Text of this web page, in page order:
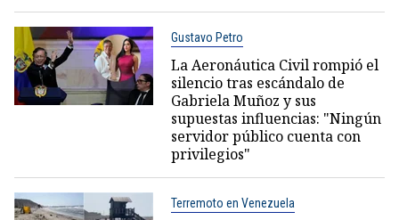
Gustavo Petro
La Aeronáutica Civil rompió el
silencio tras escándalo de
Gabriela Muñoz y sus
supuestas influencias: "Ningún
servidor público cuenta con
privilegios"
Terremoto en Venezuela